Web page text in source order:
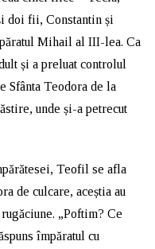
doi fii, Constantin și
Mihail al III-lea. Ca
și a preluat controlul
Sfânta Teodora de la
unde și-a petrecut
Teofil se afla
de culcare, aceștia au
„Poftim? Ce
împăratul cu